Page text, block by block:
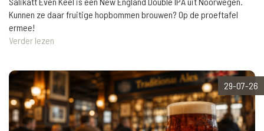
Kunnen ze daar fruitige hopbommen brouwen? Op de proeftafel
ermee!
Verder lezen
29-07-26